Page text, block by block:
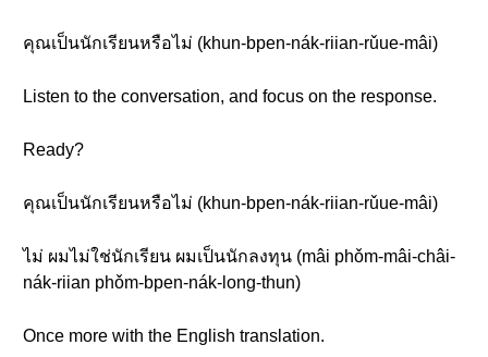
คุณเป็นนักเรียนหรือไม่ (khun-bpen-nák-riian-rǔue-mâi)
Listen to the conversation, and focus on the response.
Ready?
คุณเป็นนักเรียนหรือไม่ (khun-bpen-nák-riian-rǔue-mâi)
ไม่ ผมไม่ใช่นักเรียน ผมเป็นนักลงทุน (mâi phǒm-mâi-châi-
nák-riian phǒm-bpen-nák-long-thun)
Once more with the English translation.